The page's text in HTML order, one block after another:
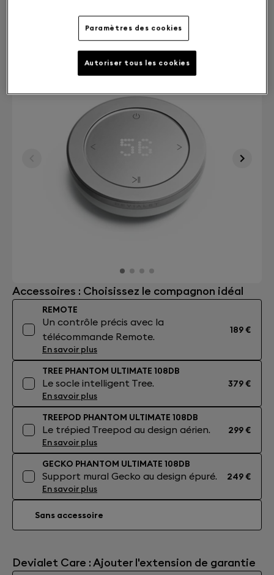
Accessoires : Choisissez le compagnon idéal
REMOTE
Un contrôle précis avec la
télécommande Remote.
En savoir plus
189 €
TREE PHANTOM ULTIMATE 108DB
Le socle intelligent Tree.
En savoir plus
379 €
TREEPOD PHANTOM ULTIMATE 108DB
Le trépied Treepod au design aérien.
En savoir plus
299 €
GECKO PHANTOM ULTIMATE 108DB
Support mural Gecko au design épuré.
En savoir plus
249 €
Sans accessoire
Devialet Care : Ajouter l'extension de garantie
Paramètres des cookies
Autoriser tous les cookies